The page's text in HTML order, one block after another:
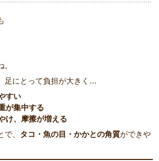
足にとって負担が大きく…
すい
が集中する
け、摩擦が増える
、 タコ・魚の目・かかとの角質ができや